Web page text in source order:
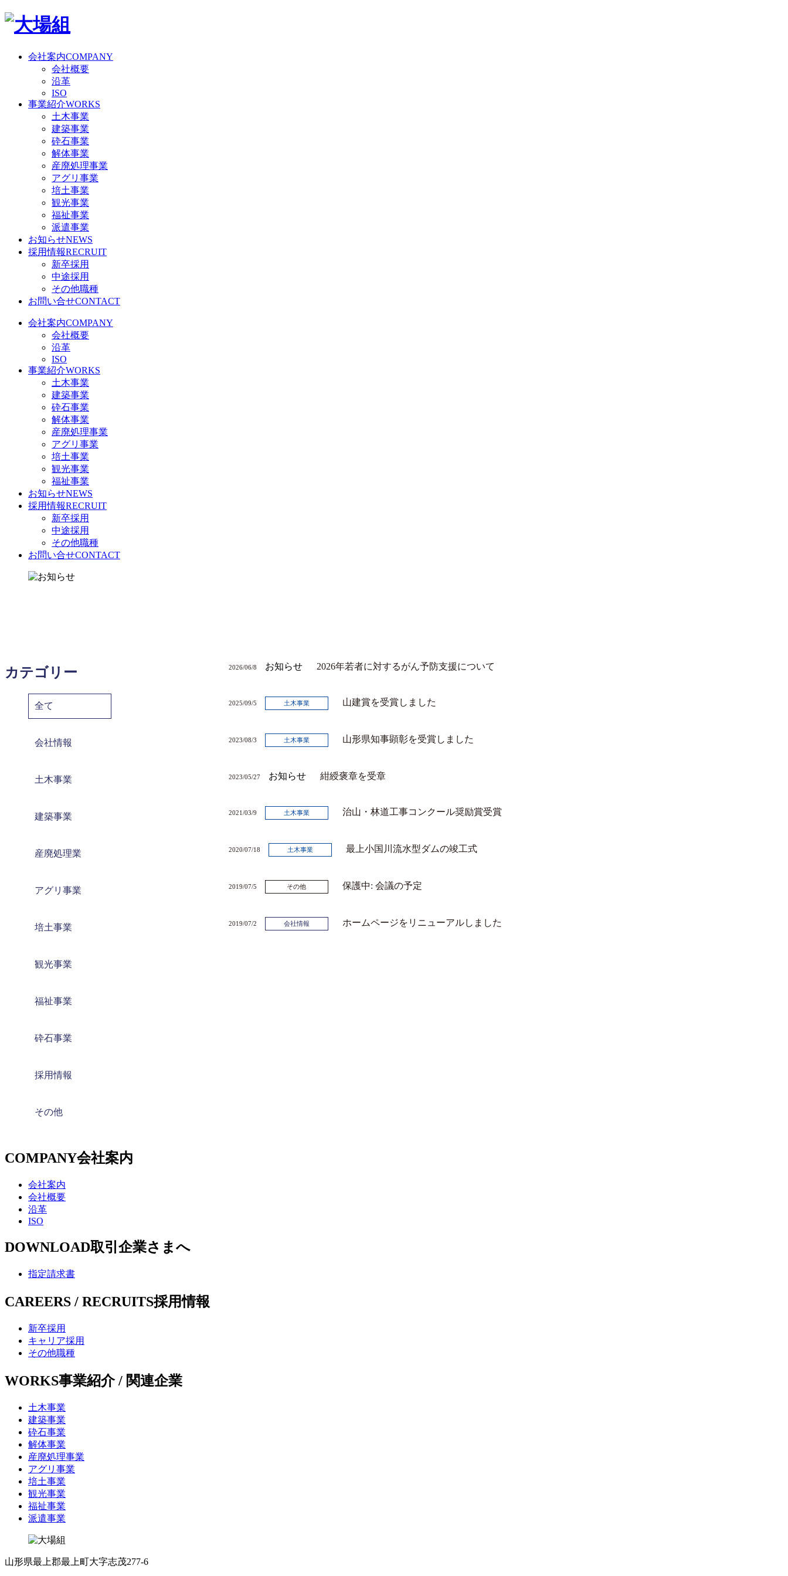
会社案内COMPANY
会社概要
沿革
ISO
事業紹介WORKS
土木事業
建築事業
砕石事業
解体事業
産廃処理事業
アグリ事業
培土事業
観光事業
福祉事業
派遣事業
お知らせNEWS
採用情報RECRUIT
新卒採用
中途採用
その他職種
お問い合せCONTACT
会社案内COMPANY
会社概要
沿革
ISO
事業紹介WORKS
土木事業
建築事業
砕石事業
解体事業
産廃処理事業
アグリ事業
培土事業
観光事業
福祉事業
お知らせNEWS
採用情報RECRUIT
新卒採用
中途採用
その他職種
お問い合せCONTACT
2026/06/8 お知らせ 2026年若者に対するがん予防支援について
2025/09/5 土木事業 山建賞を受賞しました
2023/08/3 土木事業 山形県知事顕彰を受賞しました
2023/05/27 お知らせ 紺綬褒章を受章
2021/03/9 土木事業 治山・林道工事コンクール奨励賞受賞
2020/07/18 土木事業 最上小国川流水型ダムの竣工式
2019/07/5 その他 保護中: 会議の予定
2019/07/2 会社情報 ホームページをリニューアルしました
カテゴリー
全て
会社情報
土木事業
建築事業
産廃処理業
アグリ事業
培土事業
観光事業
福祉事業
砕石事業
採用情報
その他
COMPANY会社案内
会社案内
会社概要
沿革
ISO
DOWNLOAD取引企業さまへ
指定請求書
CAREERS / RECRUITS採用情報
新卒採用
キャリア採用
その他職種
WORKS事業紹介 / 関連企業
土木事業
建築事業
砕石事業
解体事業
産廃処理事業
アグリ事業
培土事業
観光事業
福祉事業
派遣事業
山形県最上郡最上町大字志茂277-6